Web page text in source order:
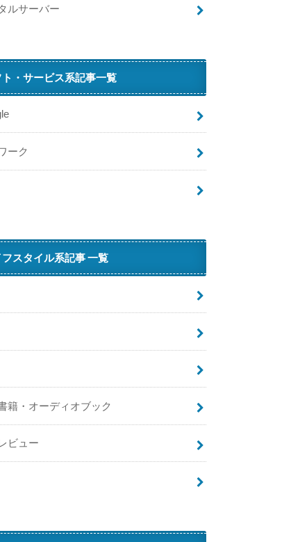
ルサーバー
ト・サービス系記事一覧
ーク
フスタイル系記事 一覧
籍・オーディオブック
ビュー